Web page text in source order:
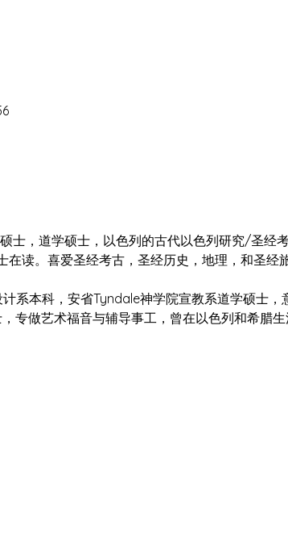
士，道学硕士，以色列的古代以色列研究/圣经
在读。喜爱圣经考古，圣经历史，地理，和圣经
系本科，安省Tyndale神学院宣教系道学硕士
专做艺术福音与辅导事工，曾在以色列和希腊